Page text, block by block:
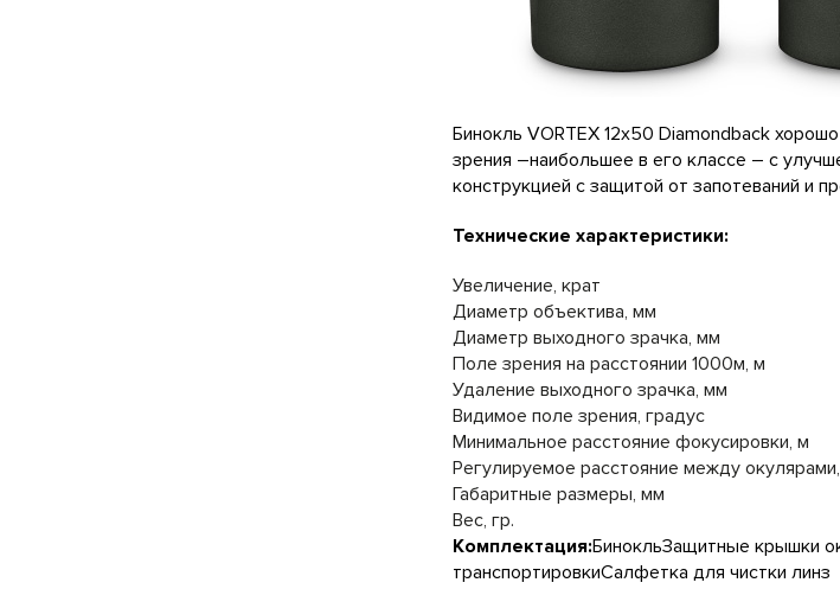
Бинокль VORTEX 12x50 Diamondback
зрения –наибольшее в его классе – с
конструкцией с защитой от запотеваний и
Технические характеристики:
Увеличение, крат
Диаметр объектива, мм
Диаметр выходного зрачка, мм
Поле зрения на расстоянии 1000м, м
Удаление выходного зрачка, мм
Видимое поле зрения, градус
Минимальное расстояние фокусировки, м
Регулируемое расстояние между
Габаритные размеры, мм
Вес, гр.
Комплектация:БинокльЗащитные крышки
транспортировкиСалфетка для чистки линз